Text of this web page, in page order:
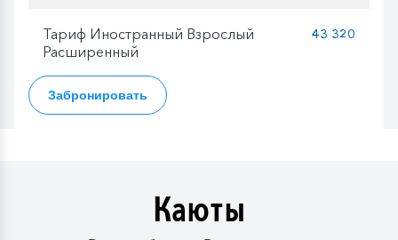
Тариф Иностранный Взрослый
Расширенный
43 320
Забронировать
Каюты